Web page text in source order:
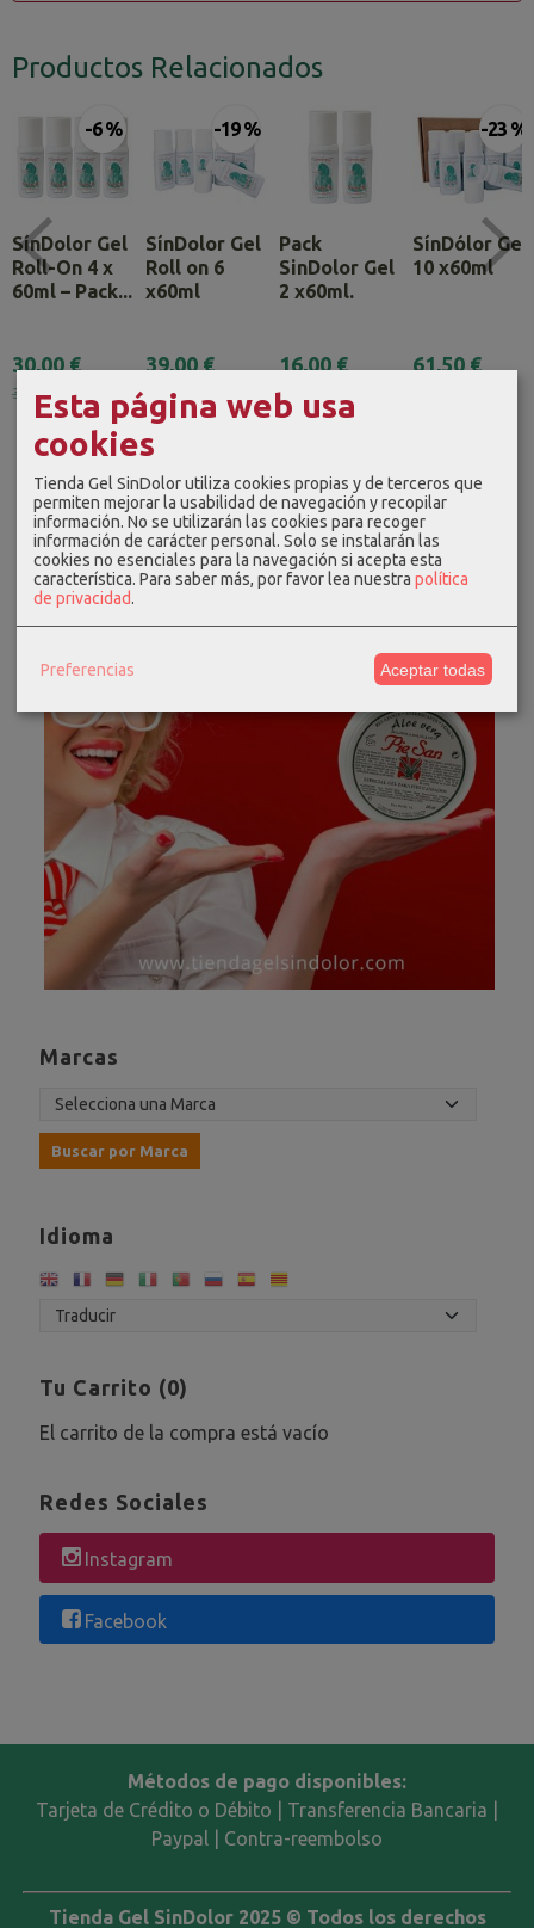
Marcas
Idioma
Tu Carrito (0)
El carrito de la compra está vacío
Redes Sociales
Instagram
Facebook
Productos Relacionados
-6 %
SínDolor Gel
Roll-On 4 x
60ml – Pack...
30,00 €
32,00 €
-19 %
SínDolor Gel
Roll on 6
x60ml
39,00 €
48,00 €
Pack
SinDolor Gel
2 x60ml.
16,00 €
-23 %
SínDólor Gel
10 x60ml
61,50 €
Métodos de pago disponibles:
Tarjeta de Crédito o Débito | Transferencia Bancaria |
Paypal | Contra-reembolso
Tienda Gel SinDolor 2025 © Todos los derechos
Esta página web usa
cookies
Tienda Gel SinDolor utiliza cookies propias y de terceros que
permiten mejorar la usabilidad de navegación y recopilar
información. No se utilizarán las cookies para recoger
información de carácter personal. Solo se instalarán las
cookies no esenciales para la navegación si acepta esta
característica. Para saber más, por favor lea nuestra política
de privacidad.
Preferencias Aceptar todas